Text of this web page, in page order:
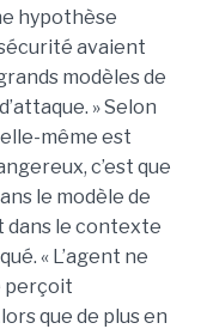
hypothèse
avaient
modèles de
» Selon
même est
c’est que
le modèle de
dans le contexte
« L’agent ne
perçoit
que de plus en